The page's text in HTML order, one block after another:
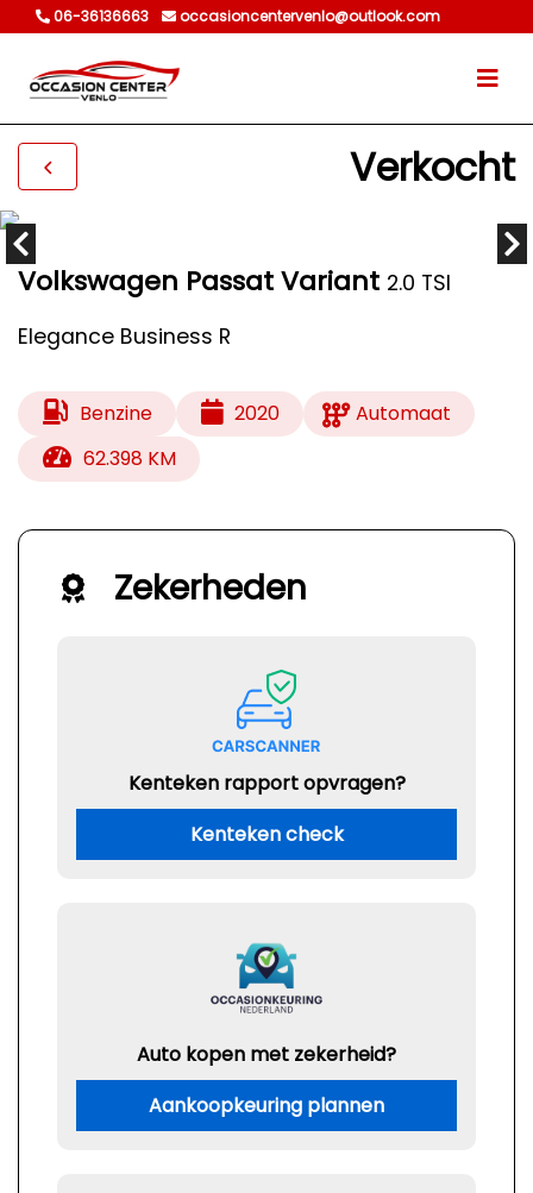
06-36136663 occasioncentervenlo@outlook.com
Verkocht
Volkswagen Passat Variant 2.0 TSI
Elegance Business R
Benzine 2020
Automaat
62.398 KM
Zekerheden
Kenteken rapport opvragen?
Kenteken check
Auto kopen met zekerheid?
Aankoopkeuring plannen